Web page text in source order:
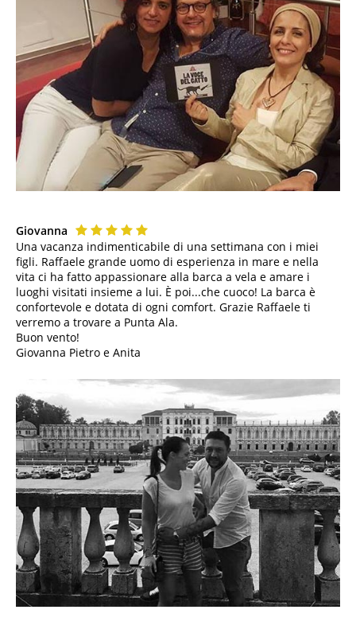
Giovanna
Una vacanza indimenticabile di una settimana con i miei
figli. Raffaele grande uomo di esperienza in mare e nella
vita ci ha fatto appassionare alla barca a vela e amare i
luoghi visitati insieme a lui. È poi...che cuoco! La barca è
confortevole e dotata di ogni comfort. Grazie Raffaele ti
verremo a trovare a Punta Ala.
Buon vento!
Giovanna Pietro e Anita